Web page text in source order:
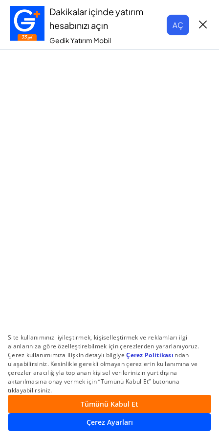
Dakikalar içinde yatırım
hesabınızı açın
Gedik Yatırım Mobil
AÇ